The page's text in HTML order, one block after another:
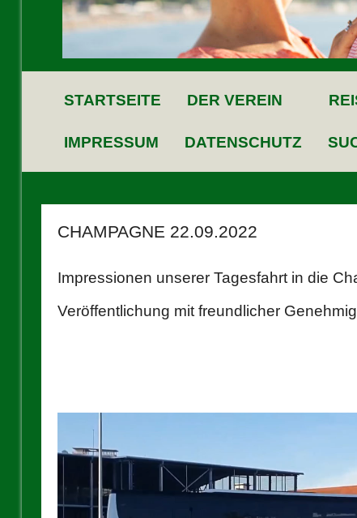
STARTSEITE DER VEREIN
IMPRESSUM DATENSCHUTZ
CHAMPAGNE 22.09.2022
Impressionen unserer Tagesfahrt in die
Veröffentlichung mit freundlicher